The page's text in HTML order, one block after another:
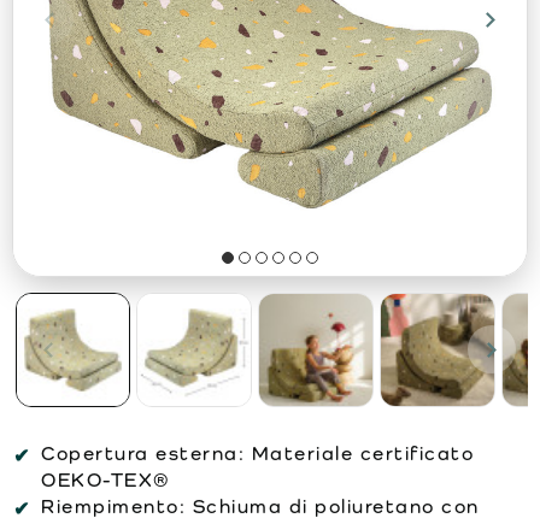
Copertura esterna: Materiale certificato
OEKO-TEX®
Riempimento: Schiuma di poliuretano con